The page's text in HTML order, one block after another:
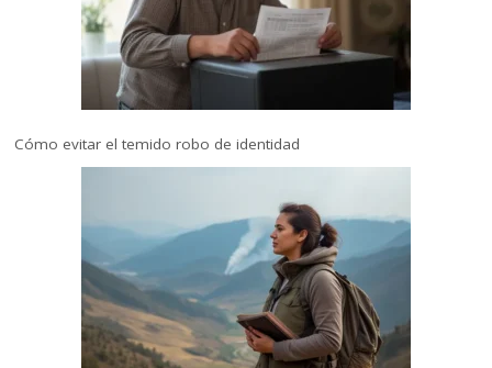
Cómo evitar el temido robo de identidad